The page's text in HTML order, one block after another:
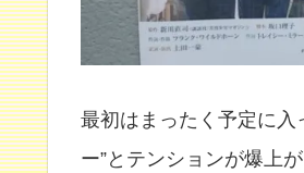
最初はまったく予定に入
ー”とテンションが爆上